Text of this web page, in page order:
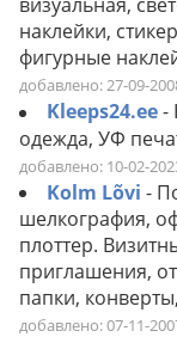
наклейки,
фигурные
добавлено: 27-09-
Kleeps24.ee-
одежда, УФ
добавлено: 10-02-
Kolm Lõvi -
шелкография,
плоттер.
приглашения,
папки,
добавлено: 07-11-